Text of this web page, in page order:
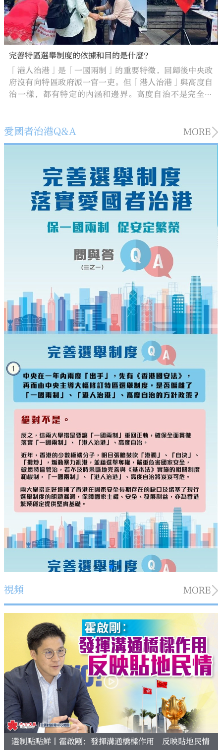
完善特區選舉制度的依據和目的是什麼？
「港人治港」是「一國兩制」的重要特徵，回歸後中央政
府沒有向特區政府派一官一吏。但「港人治港」與高度自
治一樣，都有特定的內涵和邊界。高度自治不是完全自
愛國者治港Q&A MORE
視頻 MORE
選制點點鮮丨霍啟剛：發揮溝通橋樑作用 反映貼地民情